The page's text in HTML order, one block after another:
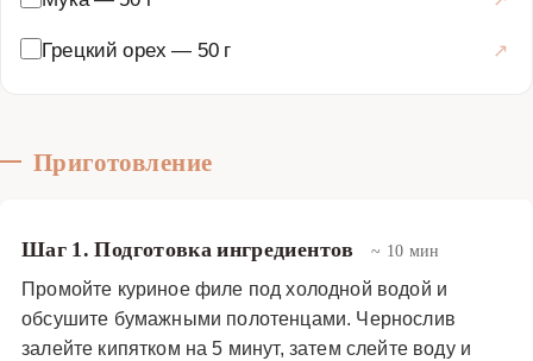
Грецкий орех — 50 г
Приготовление
Шаг 1. Подготовка ингредиентов ~ 10 мин
Промойте куриное филе под холодной водой и
обсушите бумажными полотенцами. Чернослив
залейте кипятком на 5 минут, затем слейте воду и